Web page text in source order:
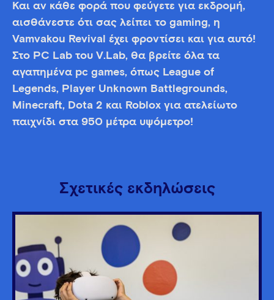
Και αν κάθε φορά που φεύγετε για εκδρομή,
αισθάνεστε ότι σας λείπει το gaming, η
Vamvakou Revival έχει φροντίσει και για αυτό!
Στο PC Lab του V.Lab, θα βρείτε όλα τα
αγαπημένα pc games, όπως League of
Legends, Player Unknown Battlegrounds,
Minecraft, Dota 2 και Roblox για ατελείωτο
παιχνίδι στα 950 μέτρα υψόμετρο!
Σχετικές εκδηλώσεις